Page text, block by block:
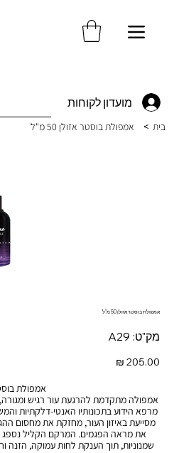
מועדון לקוחות
בית > אמפולת בוסטר אזולן 50 מ"ל
אמפולת בוסטר אזולן 50 מ"ל
מק"ט:
מק"ט
A29
A29
מחיר
אמפולת
מסייעת באיזון העור, מחזקת את מחסום
את מראה הפגמים. המרקם הקליל נספג
שמנוניות, תוך הענקת לחות עמוקה, הזנה